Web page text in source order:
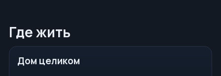
Где жить
Дом целиком